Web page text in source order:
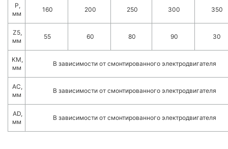
P,
мм
160 200 250 300 350
Z5,
мм
55 60 80 90 30
KM,
мм
В зависимости от смонтированного электродвигателя
AC,
мм
В зависимости от смонтированного электродвигателя
AD,
мм
В зависимости от смонтированного электродвигателя